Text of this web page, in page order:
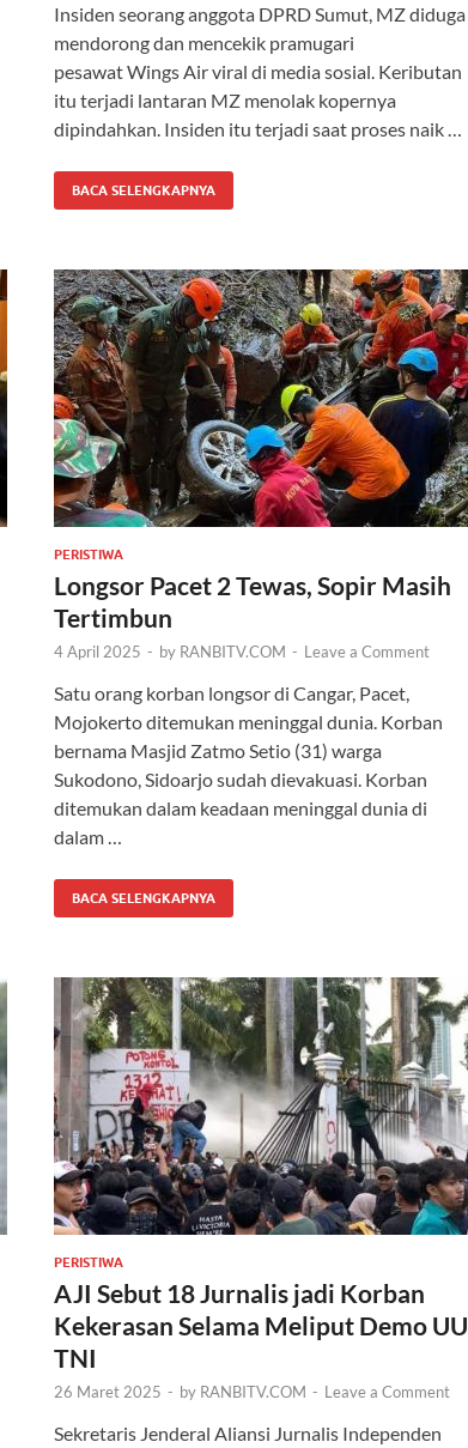
Insiden seorang anggota DPRD Sumut, MZ diduga
mendorong dan mencekik pramugari
pesawat Wings Air viral di media sosial. Keributan
itu terjadi lantaran MZ menolak kopernya
dipindahkan. Insiden itu terjadi saat proses naik …
BACA SELENGKAPNYA
PERISTIWA
Longsor Pacet 2 Tewas, Sopir Masih
Tertimbun
4 April 2025 - by RANBITV.COM - Leave a Comment
Satu orang korban longsor di Cangar, Pacet,
Mojokerto ditemukan meninggal dunia. Korban
bernama Masjid Zatmo Setio (31) warga
Sukodono, Sidoarjo sudah dievakuasi. Korban
ditemukan dalam keadaan meninggal dunia di
dalam …
BACA SELENGKAPNYA
PERISTIWA
AJI Sebut 18 Jurnalis jadi Korban
Kekerasan Selama Meliput Demo UU
TNI
26 Maret 2025 - by RANBITV.COM - Leave a Comment
Sekretaris Jenderal Aliansi Jurnalis Independen